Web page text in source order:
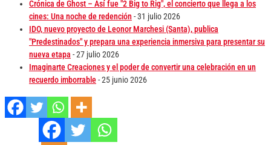
Crónica de Ghost – Así fue "2 Big to Rig", el concierto que llega a los
cines: Una noche de redención - 31 julio 2026
IDO, nuevo proyecto de Leonor Marchesi (Santa), publica
"Predestinados" y prepara una experiencia inmersiva para presentar su
nueva etapa - 27 julio 2026
Imaginarte Creaciones y el poder de convertir una celebración en un
recuerdo imborrable- 25 junio 2026